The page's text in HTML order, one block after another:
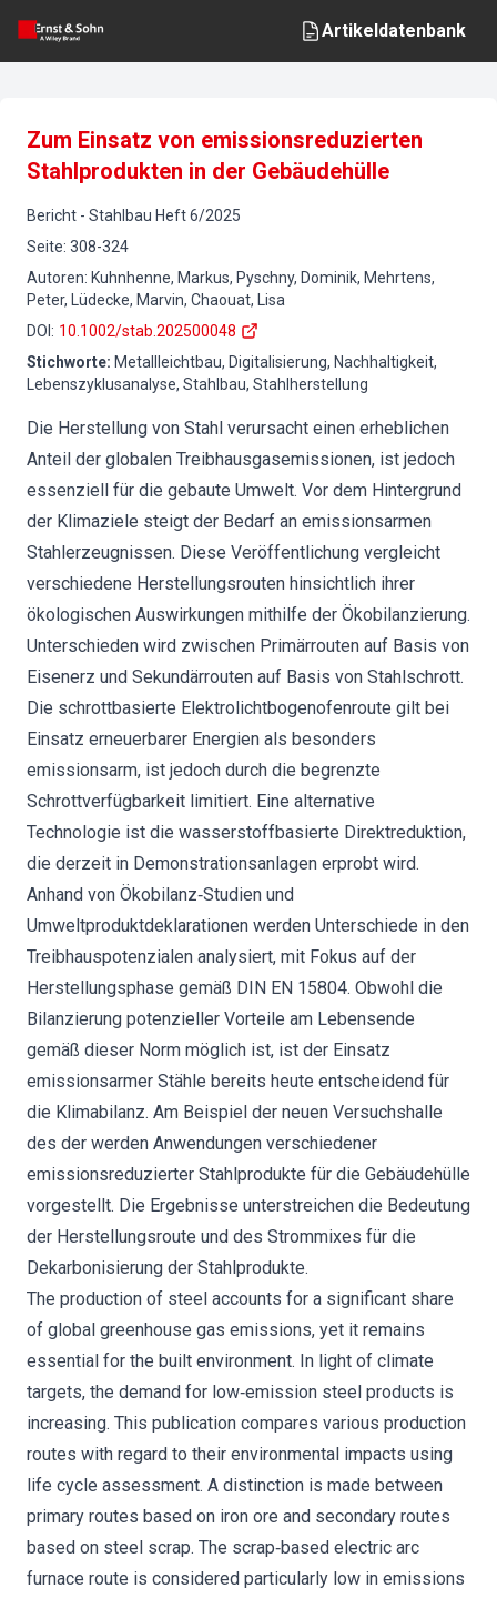
Artikeldatenbank
Zum Einsatz von emissionsreduzierten
Stahlprodukten in der Gebäudehülle
Bericht - Stahlbau Heft6/2025
Seite: 308-324
Autoren: Kuhnhenne, Markus, Pyschny, Dominik, Mehrtens,
Peter, Lüdecke, Marvin, Chaouat, Lisa
DOI : 10.1002/stab.202500048
Stichworte: Metallleichtbau, Digitalisierung, Nachhaltigkeit,
Lebenszyklusanalyse, Stahlbau, Stahlherstellung
Die Herstellung von Stahl verursacht einen erheblichen
Anteil der globalen Treibhausgasemissionen, ist jedoch
essenziell für die gebaute Umwelt. Vor dem Hintergrund
der Klimaziele steigt der Bedarf an emissionsarmen
Stahlerzeugnissen. Diese Veröffentlichung vergleicht
verschiedene Herstellungsrouten hinsichtlich ihrer
ökologischen Auswirkungen mithilfe der Ökobilanzierung.
Unterschieden wird zwischen Primärrouten auf Basis von
Eisenerz und Sekundärrouten auf Basis von Stahlschrott.
Die schrottbasierte Elektrolichtbogenofenroute gilt bei
Einsatz erneuerbarer Energien als besonders
emissionsarm, ist jedoch durch die begrenzte
Schrottverfügbarkeit limitiert. Eine alternative
Technologie ist die wasserstoffbasierte Direktreduktion,
die derzeit in Demonstrationsanlagen erprobt wird.
Anhand von Ökobilanz‐Studien und
Umweltproduktdeklarationen werden Unterschiede in den
Treibhauspotenzialen analysiert, mit Fokus auf der
Herstellungsphase gemäß DIN EN 15804. Obwohl die
Bilanzierung potenzieller Vorteile am Lebensende
gemäß dieser Norm möglich ist, ist der Einsatz
emissionsarmer Stähle bereits heute entscheidend für
die Klimabilanz. Am Beispiel der neuen Versuchshalle
des der werden Anwendungen verschiedener
emissionsreduzierter Stahlprodukte für die Gebäudehülle
vorgestellt. Die Ergebnisse unterstreichen die Bedeutung
der Herstellungsroute und des Strommixes für die
Dekarbonisierung der Stahlprodukte.
The production of steel accounts for a significant share
of global greenhouse gas emissions, yet it remains
essential for the built environment. In light of climate
targets, the demand for low‐emission steel products is
increasing. This publication compares various production
routes with regard to their environmental impacts using
life cycle assessment. A distinction is made between
primary routes based on iron ore and secondary routes
based on steel scrap. The scrap‐based electric arc
furnace route is considered particularly low in emissions